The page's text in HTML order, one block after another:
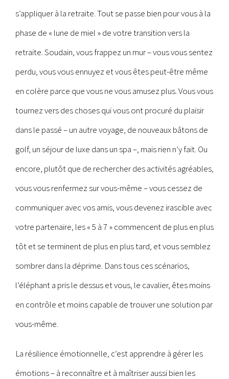
s’appliquer à la retraite. Tout se passe bien pour vous à la
phase de « lune de miel » de votre transition vers la
retraite. Soudain, vous frappez un mur – vous vous sentez
perdu, vous vous ennuyez et vous êtes peut-être même
en colère parce que vous ne vous amusez plus. Vous vous
tournez vers des choses qui vous ont procuré du plaisir
dans le passé – un autre voyage, de nouveaux bâtons de
golf, un séjour de luxe dans un spa –, mais rien n’y fait. Ou
encore, plutôt que de rechercher des activités agréables,
vous vous renfermez sur vous-même – vous cessez de
communiquer avec vos amis, vous devenez irascible avec
votre partenaire, les « 5 à 7 » commencent de plus en plus
tôt et se terminent de plus en plus tard, et vous semblez
sombrer dans la déprime. Dans tous ces scénarios,
l’éléphant a pris le dessus et vous, le cavalier, êtes moins
en contrôle et moins capable de trouver une solution par
vous-même.
La résilience émotionnelle, c’est apprendre à gérer les
émotions – à reconnaître et à maîtriser aussi bien les